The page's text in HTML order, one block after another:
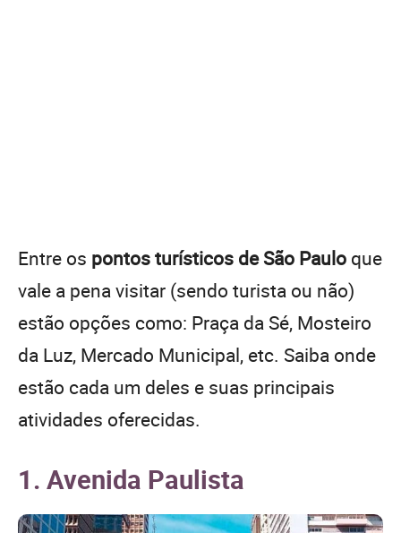
Entre os pontos turísticos de São Paulo que
vale a pena visitar (sendo turista ou não)
estão opções como: Praça da Sé, Mosteiro
da Luz, Mercado Municipal, etc. Saiba onde
estão cada um deles e suas principais
atividades oferecidas.
1. Avenida Paulista